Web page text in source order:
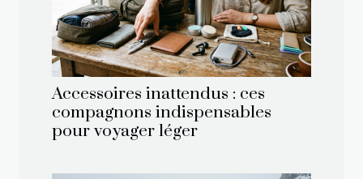
Accessoires inattendus : ces
compagnons indispensables
pour voyager léger